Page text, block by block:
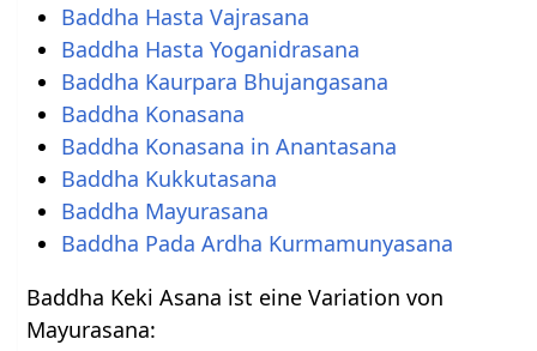
Baddha Hasta Vajrasana
Baddha Hasta Yoganidrasana
Baddha Kaurpara Bhujangasana
Baddha Konasana
Baddha Konasana in Anantasana
Baddha Kukkutasana
Baddha Mayurasana
Baddha Pada Ardha Kurmamunyasana
Baddha Keki Asana ist eine Variation von
Mayurasana: